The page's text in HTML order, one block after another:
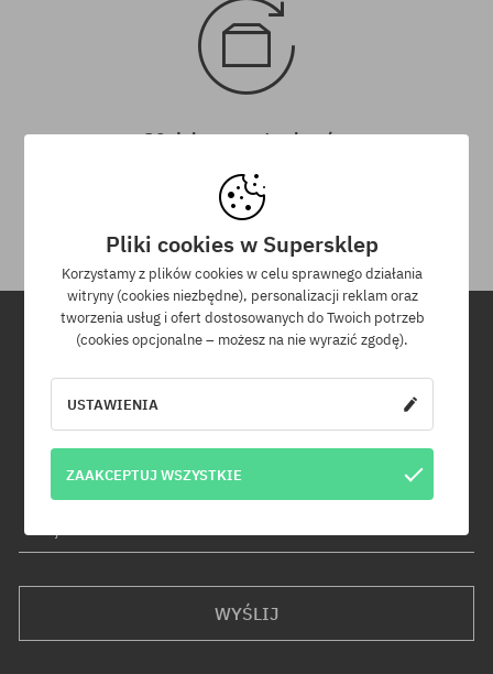
30 dni na zwrot zakupów
Na zwrot zakupionych produktów masz 30 dni licząc od daty
otrzymania przesyłki.
Newsletter
WYŚLIJ
Pliki cookies w Supersklep
Korzystamy z plików cookies w celu sprawnego działania
witryny (cookies niezbędne), personalizacji reklam oraz
tworzenia usług i ofert dostosowanych do Twoich potrzeb
(cookies opcjonalne – możesz na nie wyrazić zgodę).
USTAWIENIA
ZAAKCEPTUJ WSZYSTKIE